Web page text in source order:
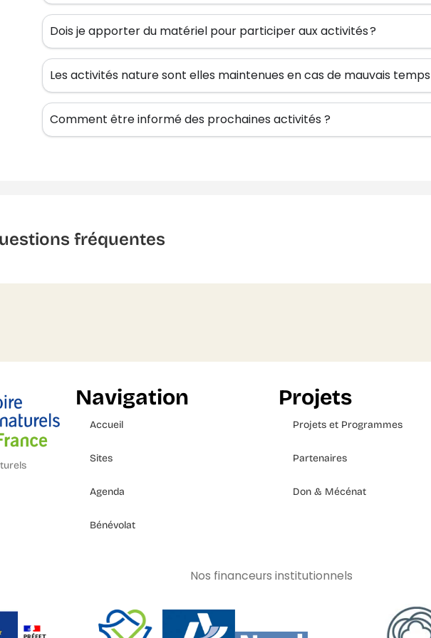
Dois je apporter du matériel pour participer aux activités ?
Les activités nature sont elles maintenues en cas de mauvais temps
Comment être informé des prochaines activités ?
fréquentes
Navigation
Accueil
Sites
Agenda
Bénévolat
Projets
Projets et Programmes
Partenaires
Don & Mécénat
Nos financeurs institutionnels